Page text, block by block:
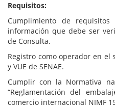
Requisitos:
Cumplimiento de requisitos
información que debe ser
de Consulta.
Registro como operador en el
y VUE de SENAE.
Cumplir con la Normativa
“Reglamentación del
comercio internacional NIMF